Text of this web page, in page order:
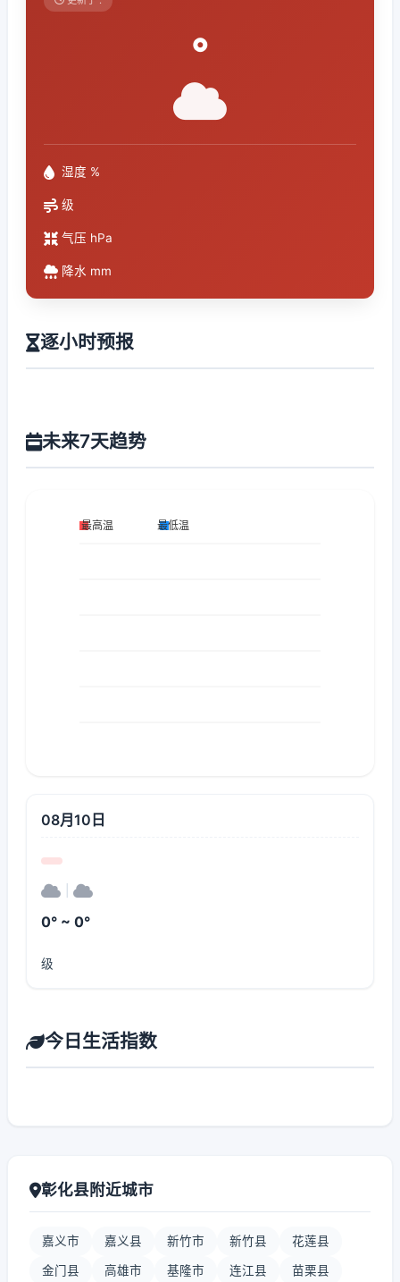
°
湿度 %
级
气压 hPa
降水 mm
逐小时预报
未来7天趋势
08月10日
0° ~ 0°
级
今日生活指数
彰化县附近城市
嘉义市 嘉义县 新竹市 新竹县 花莲县
金门县 高雄市 基隆市 连江县 苗栗县